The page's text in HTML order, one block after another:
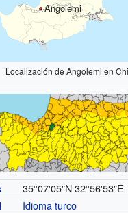
Angolemi
Localización de Angolemi en
35°07′05″N 32°56′53″E
Idioma turco